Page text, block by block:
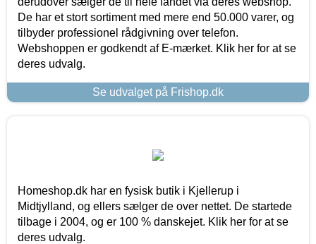
De har et stort sortiment med mere end 50.000 varer, og
tilbyder professionel rådgivning over telefon.
Webshoppen er godkendt af E-mærket. Klik her for at se
deres udvalg.
Se udvalget på Frishop.dk
Homeshop.dk har en fysisk butik i Kjellerup i
Midtjylland, og ellers sælger de over nettet. De startede
tilbage i 2004, og er 100 % danskejet. Klik her for at se
deres udvalg.